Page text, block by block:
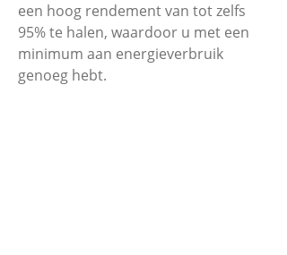
een hoog rendement van tot zelfs
95% te halen, waardoor u met een
minimum aan energieverbruik
genoeg hebt.